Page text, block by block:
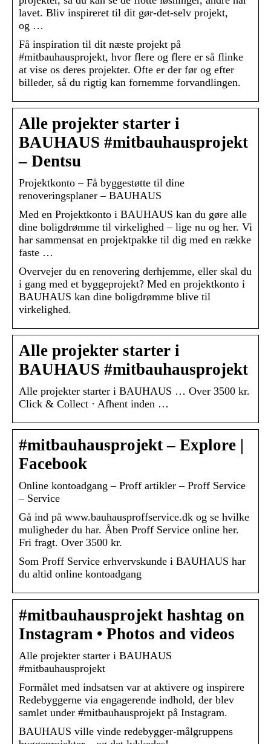
lavet. Bliv inspireret til dit gør-det-selv projekt,
og …
Få inspiration til dit næste projekt på
#mitbauhausprojekt, hvor flere og flere er så flinke
at vise os deres projekter. Ofte er der før og efter
billeder, så du rigtig kan fornemme forvandlingen.
Alle projekter starter i
BAUHAUS #mitbauhausprojekt
– Dentsu
Projektkonto – Få byggestøtte til dine
renoveringsplaner – BAUHAUS
Med en Projektkonto i BAUHAUS kan du gøre alle
dine boligdrømme til virkelighed – lige nu og her. Vi
har sammensat en projektpakke til dig med en række
faste …
Overvejer du en renovering derhjemme, eller skal du
i gang med et byggeprojekt? Med en projektkonto i
BAUHAUS kan dine boligdrømme blive til
virkelighed.
Alle projekter starter i
BAUHAUS #mitbauhausprojekt
Alle projekter starter i BAUHAUS … Over 3500 kr.
Click & Collect · Afhent inden …
‪#‎mitbauhausprojekt‬ – Explore |
Facebook
Online kontoadgang – Proff artikler – Proff Service
– Service
Gå ind på www.bauhausproffservice.dk og se hvilke
muligheder du har. Åben Proff Service online her.
Fri fragt. Over 3500 kr.
Som Proff Service erhvervskunde i BAUHAUS har
du altid online kontoadgang
#mitbauhausprojekt hashtag on
Instagram • Photos and videos
Alle projekter starter i BAUHAUS
#mitbauhausprojekt
Formålet med indsatsen var at aktivere og inspirere
Redebyggerne via engagerende indhold, der blev
samlet under #mitbauhausprojekt på Instagram.
BAUHAUS ville vinde redebygger-målgruppens